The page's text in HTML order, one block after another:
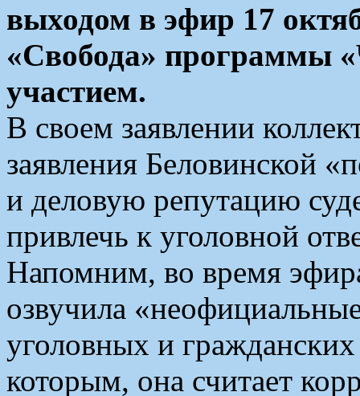
выходом в эфир 17
«Свобода» программы
участием.
В своем заявлении
заявления Беловинской
и деловую репутацию
привлечь к уголовной
Напомним, во время
озвучила
уголовных и
которым, она считает